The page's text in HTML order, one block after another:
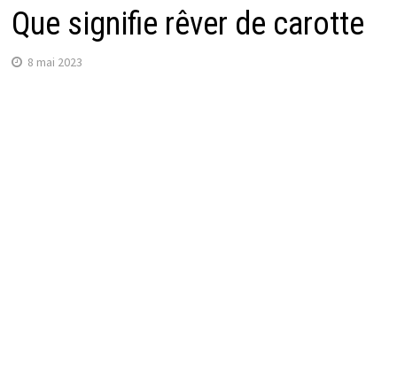
Que signifie rêver de carotte
8 mai 2023